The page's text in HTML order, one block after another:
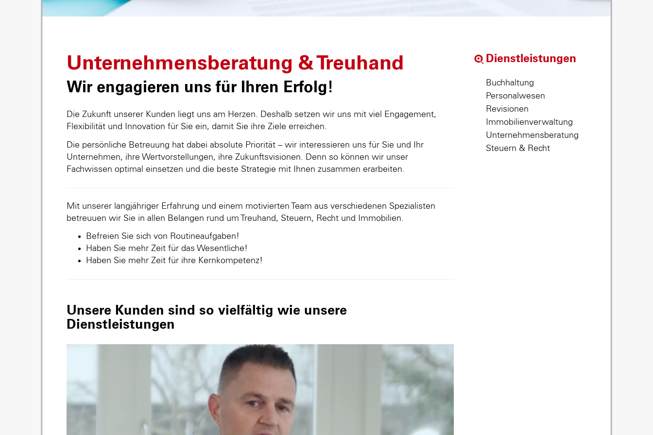
Unternehmensberatung & Treuhand
Wir engagieren uns für Ihren Erfolg!
Die Zukunft unserer Kunden liegt uns am Herzen. Deshalb setzen wir uns mit viel Engagement,
Flexibilität und Innovation für Sie ein, damit Sie ihre Ziele erreichen.
Die persönliche Betreuung hat dabei absolute Priorität – wir interessieren uns für Sie und Ihr
Unternehmen, ihre Wertvorstellungen, ihre Zukunftsvisionen. Denn so können wir unser
Fachwissen optimal einsetzen und die beste Strategie mit Ihnen zusammen erarbeiten.
Mit unserer langjähriger Erfahrung und einem motivierten Team aus verschiedenen Spezialisten
betreuuen wir Sie in allen Belangen rund um Treuhand, Steuern, Recht und Immobilien.
Befreien Sie sich von Routineaufgaben!
Haben Sie mehr Zeit für das Wesentliche!
Haben Sie mehr Zeit für ihre Kernkompetenz!
Unsere Kunden sind so vielfältig wie unsere
Dienstleistungen
Dienstleistungen
Buchhaltung
Personalwesen
Revisionen
Immobilienverwaltung
Unternehmensberatung
Steuern & Recht